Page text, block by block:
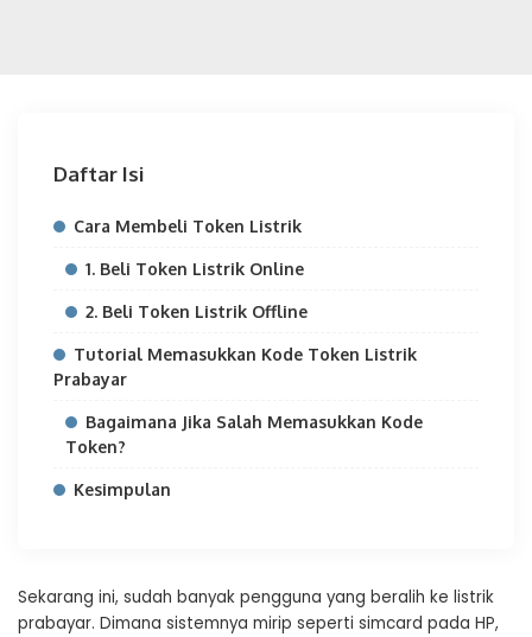
Daftar Isi
Cara Membeli Token Listrik
1. Beli Token Listrik Online
2. Beli Token Listrik Offline
Tutorial Memasukkan Kode Token Listrik
Prabayar
Bagaimana Jika Salah Memasukkan Kode
Token?
Kesimpulan
Sekarang ini, sudah banyak pengguna yang beralih ke listrik
prabayar. Dimana sistemnya mirip seperti simcard pada HP,